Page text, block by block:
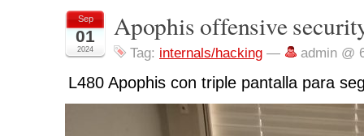
Sep
01
2024
Apophis offensive
Tag: internals/hacking — admin @
L480 Apophis con triple pantalla para